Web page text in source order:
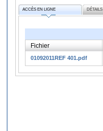
ACCÈS EN LIGNE DÉTAILS
Fichier
01092011REF 401.pdf